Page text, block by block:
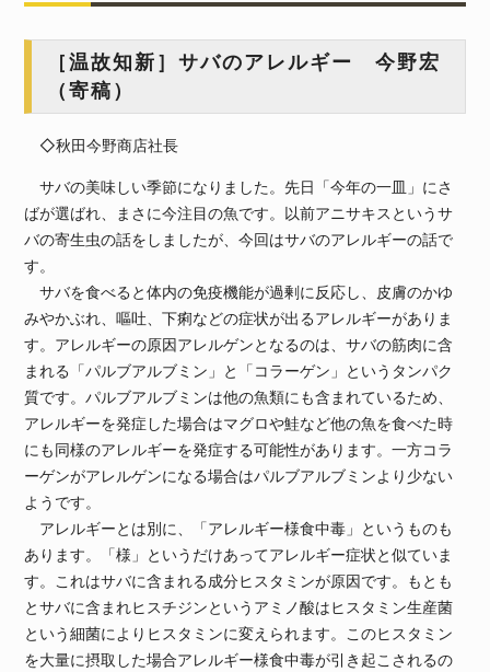
［温故知新］サバのアレルギー 今野宏
（寄稿）
◇秋田今野商店社長
サバの美味しい季節になりました。先日「今年の一皿」にさ
ばが選ばれ、まさに今注目の魚です。以前アニサキスというサ
バの寄生虫の話をしましたが、今回はサバのアレルギーの話で
す。
サバを食べると体内の免疫機能が過剰に反応し、皮膚のかゆ
みやかぶれ、嘔吐、下痢などの症状が出るアレルギーがありま
す。アレルギーの原因アレルゲンとなるのは、サバの筋肉に含
まれる「パルブアルブミン」と「コラーゲン」というタンパク
質です。パルブアルブミンは他の魚類にも含まれているため、
アレルギーを発症した場合はマグロや鮭など他の魚を食べた時
にも同様のアレルギーを発症する可能性があります。一方コラ
ーゲンがアレルゲンになる場合はパルブアルブミンより少ない
ようです。
アレルギーとは別に、「アレルギー様食中毒」というものも
あります。「様」というだけあってアレルギー症状と似ていま
す。これはサバに含まれる成分ヒスタミンが原因です。もとも
とサバに含まれヒスチジンというアミノ酸はヒスタミン生産菌
という細菌によりヒスタミンに変えられます。このヒスタミン
を大量に摂取した場合アレルギー様食中毒が引き起こされるの